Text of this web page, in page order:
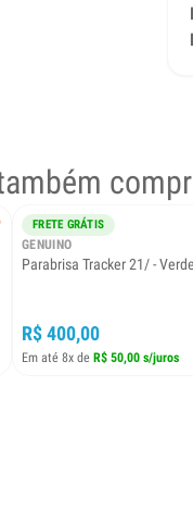
FRETE GRÁTIS
GENUINO
Parabrisa Tracker 21/ - Verde
R$ 400,00
Em até 8x de R$ 50,00 s/juros